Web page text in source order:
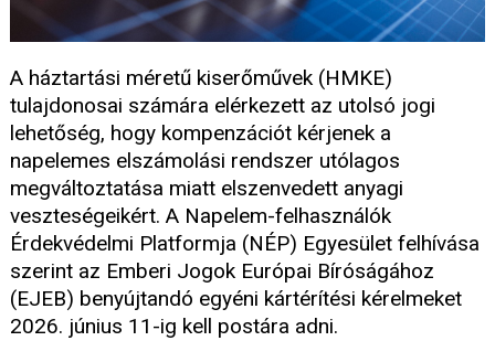
A háztartási méretű kiserőművek (HMKE)
tulajdonosai számára elérkezett az utolsó jogi
lehetőség, hogy kompenzációt kérjenek a
napelemes elszámolási rendszer utólagos
megváltoztatása miatt elszenvedett anyagi
veszteségeikért. A Napelem-felhasználók
Érdekvédelmi Platformja (NÉP) Egyesület felhívása
szerint az Emberi Jogok Európai Bíróságához
(EJEB) benyújtandó egyéni kártérítési kérelmeket
2026. június 11-ig kell postára adni.